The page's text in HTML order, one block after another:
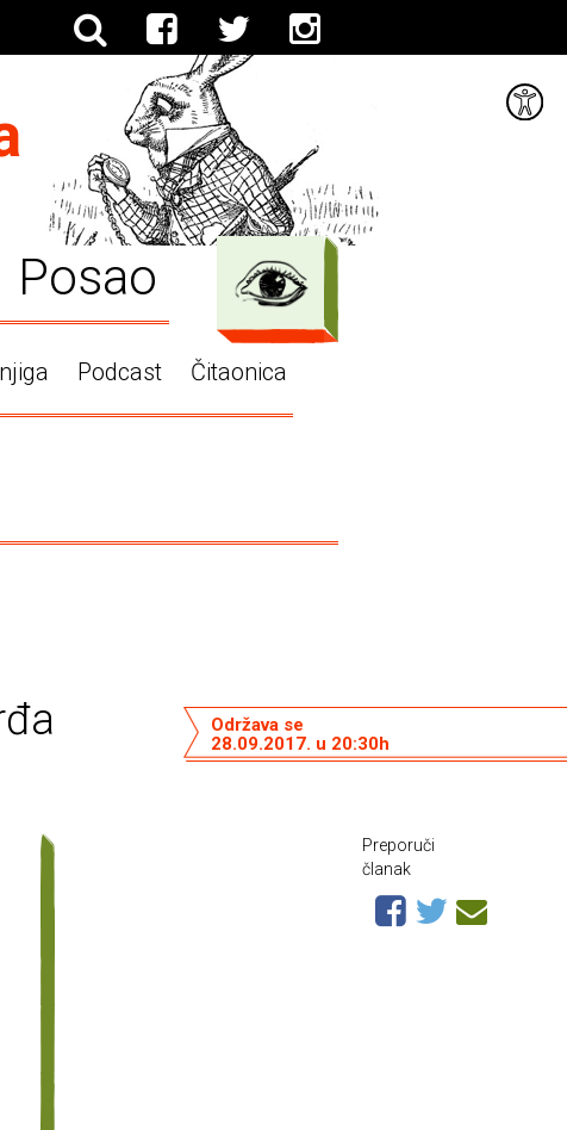
Posao
Podcast Čitaonica
Održava se
28.09.2017. u 20:30h
Preporuči
članak